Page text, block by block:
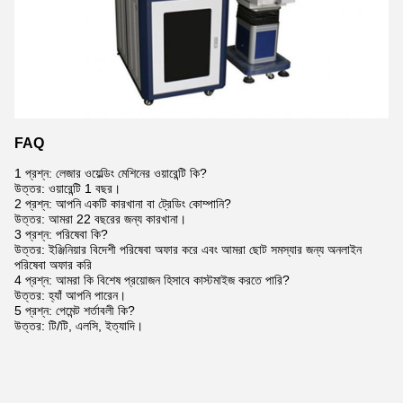
FAQ
1 প্রশ্ন: লেজার ওয়েল্ডিং মেশিনের ওয়ারেন্টি কি?
উত্তর: ওয়ারেন্টি 1 বছর।
2 প্রশ্ন: আপনি একটি কারখানা বা ট্রেডিং কোম্পানি?
উত্তর: আমরা 22 বছরের জন্য কারখানা।
3 প্রশ্ন: পরিষেবা কি?
উত্তর: ইঞ্জিনিয়ার বিদেশী পরিষেবা অফার করে এবং আমরা ছোট সমস্যার জন্য অনলাইন
পরিষেবা অফার করি
4 প্রশ্ন: আমরা কি বিশেষ প্রয়োজন হিসাবে কাস্টমাইজ করতে পারি?
উত্তর: হ্যাঁ আপনি পারেন।
5 প্রশ্ন: পেমেন্ট শর্তাবলী কি?
উত্তর: টি/টি, এলসি, ইত্যাদি।